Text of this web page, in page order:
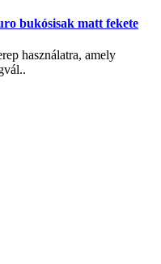
bukósisak matt fekete
használatra, amely